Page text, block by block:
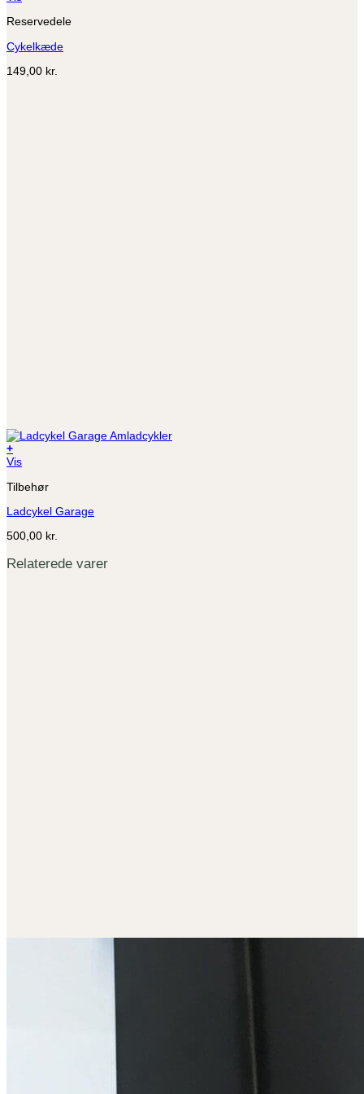
Reservedele
Cykelkæde
149,00 kr.
+
Vis
Tilbehør
Ladcykel Garage
500,00 kr.
Relaterede varer